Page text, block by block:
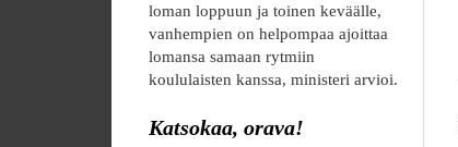
loman loppuun ja toinen keväälle,
vanhempien on helpompaa ajoittaa
lomansa samaan rytmiin
koululaisten kanssa, ministeri arvioi.
Katsokaa, orava!